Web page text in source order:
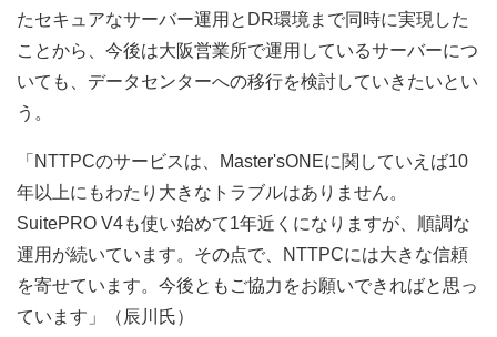
たセキュアなサーバー運用とDR環境まで同時に実現した
ことから、今後は大阪営業所で運用しているサーバーにつ
いても、データセンターへの移行を検討していきたいとい
う。
「NTTPCのサービスは、Master'sONEに関していえば10
年以上にもわたり大きなトラブルはありません。
SuitePRO V4も使い始めて1年近くになりますが、順調な
運用が続いています。その点で、NTTPCには大きな信頼
を寄せています。今後ともご協力をお願いできればと思っ
ています」（辰川氏）